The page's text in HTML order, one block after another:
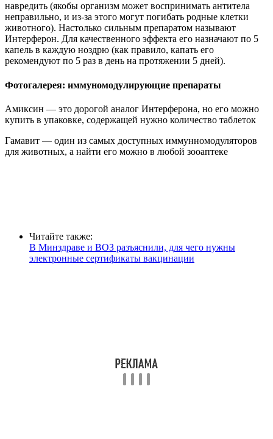
навредить (якобы организм может воспринимать антитела
неправильно, и из-за этого могут погибать родные клетки
животного). Настолько сильным препаратом называют
Интерферон. Для качественного эффекта его назначают по 5
капель в каждую ноздрю (как правило, капать его
рекомендуют по 5 раз в день на протяжении 5 дней).
Фотогалерея: иммуномодулирующие препараты
Амиксин — это дорогой аналог Интерферона, но его можно
купить в упаковке, содержащей нужно количество таблеток
Гамавит — один из самых доступных иммунномодуляторов
для животных, а найти его можно в любой зооаптеке
Читайте также:
В Минздраве и ВОЗ разъяснили, для чего нужны
электронные сертификаты вакцинации